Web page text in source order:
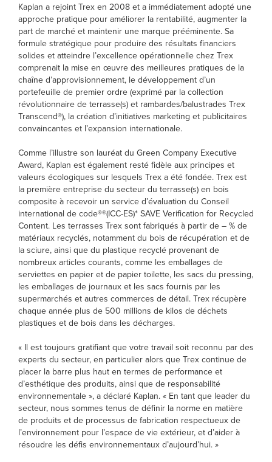
Kaplan a rejoint Trex en 2008 et a immédiatement adopté une
approche pratique pour améliorer la rentabilité, augmenter la
part de marché et maintenir une marque prééminente. Sa
formule stratégique pour produire des résultats financiers
solides et atteindre l’excellence opérationnelle chez Trex
comprenait la mise en œuvre des meilleures pratiques de la
chaîne d’approvisionnement, le développement d’un
portefeuille de premier ordre (exprimé par la collection
révolutionnaire de terrasse(s) et rambardes/balustrades Trex
Transcend®), la création d’initiatives marketing et publicitaires
convaincantes et l’expansion internationale.
Comme l’illustre son lauréat du Green Company Executive
Award, Kaplan est également resté fidèle aux principes et
valeurs écologiques sur lesquels Trex a été fondée. Trex est
la première entreprise du secteur du terrasse(s) en bois
composite à recevoir un service d’évaluation du Conseil
international de code®®(ICC-ES)* SAVE Verification for Recycled
Content. Les terrasses Trex sont fabriqués à partir de – % de
matériaux recyclés, notamment du bois de récupération et de
la sciure, ainsi que du plastique recyclé provenant de
nombreux articles courants, comme les emballages de
serviettes en papier et de papier toilette, les sacs du pressing,
les emballages de journaux et les sacs fournis par les
supermarchés et autres commerces de détail. Trex récupère
chaque année plus de 500 millions de kilos de déchets
plastiques et de bois dans les décharges.
« Il est toujours gratifiant que votre travail soit reconnu par des
experts du secteur, en particulier alors que Trex continue de
placer la barre plus haut en termes de performance et
d’esthétique des produits, ainsi que de responsabilité
environnementale », a déclaré Kaplan. « En tant que leader du
secteur, nous sommes tenus de définir la norme en matière
de produits et de processus de fabrication respectueux de
l’environnement pour l’espace de vie extérieur, et d’aider à
résoudre les défis environnementaux d’aujourd’hui. »